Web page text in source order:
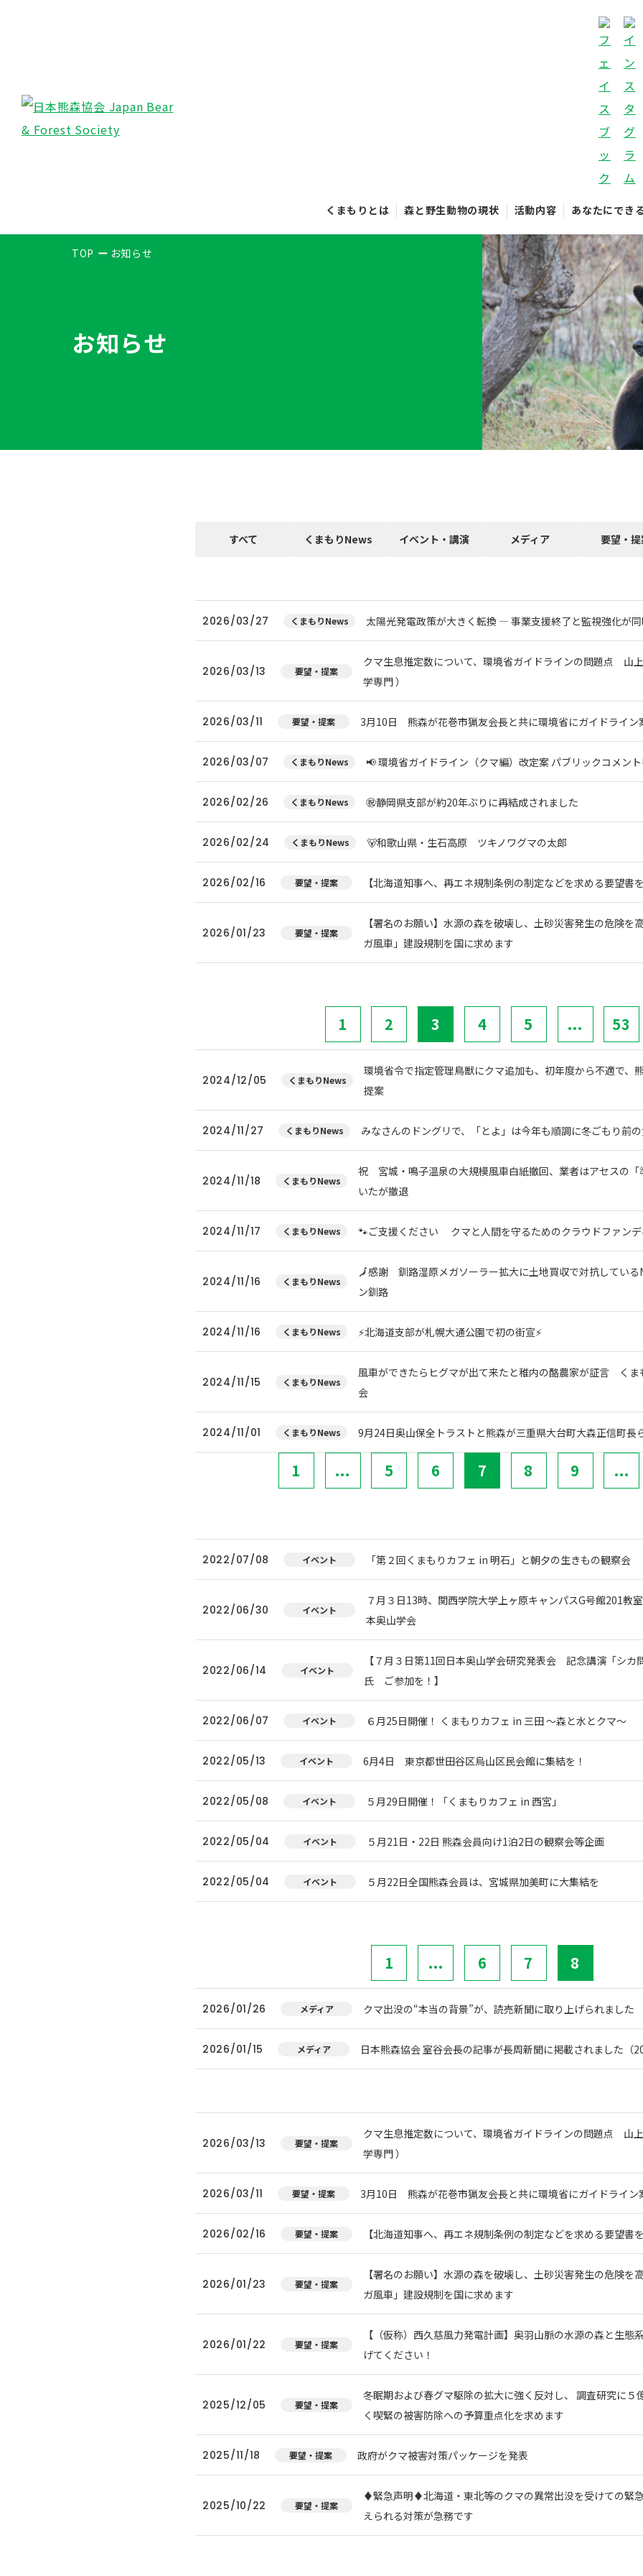
くまもりとは 森と野生動物の現状 活動内容 あなたにでき
TOP お知らせ
お知らせ
すべて くまもりNews イベント・講演 メディア 要望・
2026/03/27 くまもりNews 太陽光発電政策が大きく転換 ― 事業支援終了と監視強化が
2026/03/13 要望・提案
クマ生息推定数について、環境省ガイドラインの問題点 山
学専門 ）
2026/03/11 要望・提案 3月10日 熊森が花巻市猟友会長と共に環境省にガイドライン
2026/03/07 くまもりNews 📢 環境省ガイドライン（クマ編）改定案 パブリックコメント
2026/02/26 くまもりNews ㊗️静岡県支部が約20年ぶりに再結成されました
2026/02/24 くまもりNews 🐻和歌山県・生石高原 ツキノワグマの太郎
2026/02/16 要望・提案 【北海道知事へ、再エネ規制条例の制定などを求める要望書
2026/01/23 要望・提案
【署名のお願い】水源の森を破壊し、土砂災害発生の危険を
ガ風車」建設規制を国に求めます
1 2 3 4 5 ... 53
2024/12/05 くまもりNews
環境省令で指定管理鳥獣にクマ追加も、初年度から不適で、
提案
2024/11/27 くまもりNews みなさんのドングリで、「とよ」は今年も順調に冬ごもり前
2024/11/18 くまもりNews
祝 宮城・鳴子温泉の大規模風車白紙撤回、業者はアセスの「
いたが撤退
2024/11/17 くまもりNews 🐾ご支援ください クマと人間を守るためのクラウドファンデ
2024/11/16 くまもりNews
🗾感謝 釧路湿原メガソーラー拡大に土地買収で対抗している
ン釧路
2024/11/16 くまもりNews ⚡北海道支部が札幌大通公園で初の街宣⚡
2024/11/15 くまもりNews
風車ができたらヒグマが出て来たと稚内の酪農家が証言 くま
会
2024/11/01 くまもりNews 9月24日奥山保全トラストと熊森が三重県大台町大森正信町長
1 ... 5 6 7 8 9 ...
2022/07/08 イベント 「第２回くまもりカフェ in 明石」と朝夕の生きもの観察会
2022/06/30 イベント
７月３日13時、関西学院大学上ヶ原キャンパスG号館201教
本奥山学会
2022/06/14 イベント
【７月３日第11回日本奥山学会研究発表会 記念講演「シカ
氏 ご参加を！】
2022/06/07 イベント ６月25日開催！ くまもりカフェ in 三田 ～森と水とクマ～
2022/05/13 イベント 6月4日 東京都世田谷区烏山区民会館に集結を！
2022/05/08 イベント ５月29日開催！「くまもりカフェ in 西宮」
2022/05/04 イベント ５月21日・22日 熊森会員向け1泊2日の観察会等企画
2022/05/04 イベント ５月22日全国熊森会員は、宮城県加美町に大集結を
1 ... 6 7 8
2026/01/26 メディア クマ出没の“本当の背景”が、読売新聞に取り上げられました
2026/01/15 メディア 日本熊森協会 室谷会長の記事が長周新聞に掲載されました（
2026/03/13 要望・提案
クマ生息推定数について、環境省ガイドラインの問題点 山
学専門 ）
2026/03/11 要望・提案 3月10日 熊森が花巻市猟友会長と共に環境省にガイドライン
2026/02/16 要望・提案 【北海道知事へ、再エネ規制条例の制定などを求める要望書
2026/01/23 要望・提案
【署名のお願い】水源の森を破壊し、土砂災害発生の危険を
ガ風車」建設規制を国に求めます
2026/01/22 要望・提案
【（仮称）西久慈風力発電計画】奥羽山脈の水源の森と生態
げてください！
2025/12/05 要望・提案
冬眠期および春グマ駆除の拡大に強く反対し、 調査研究に５
く喫緊の被害防除への予算重点化を求めます
2025/11/18 要望・提案 政府がクマ被害対策パッケージを発表
2025/10/22 要望・提案
♦️緊急声明♦️北海道・東北等のクマの異常出没を受けての緊
えられる対策が急務です